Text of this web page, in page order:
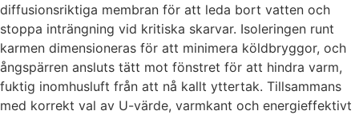
diffusionsriktiga membran för att leda bort vatten och
stoppa inträngning vid kritiska skarvar. Isoleringen runt
karmen dimensioneras för att minimera köldbryggor, och
ångspärren ansluts tätt mot fönstret för att hindra varm,
fuktig inomhusluft från att nå kallt yttertak. Tillsammans
med korrekt val av U-värde, varmkant och energieffektivt